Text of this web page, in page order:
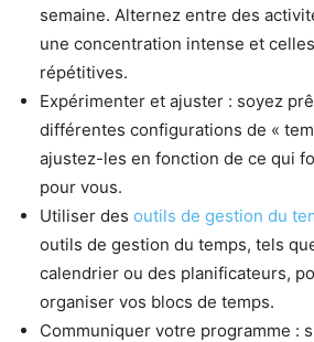
semaine. Alternez entre des
une concentration intense et
répétitives.
Expérimenter et ajuster : soyez
différentes configurations de «
ajustez-les en fonction de ce qui
pour vous.
Utiliser des outils de gestion du
outils de gestion du temps, tels
calendrier ou des planificateurs,
organiser vos blocs de temps.
Communiquer votre programme :